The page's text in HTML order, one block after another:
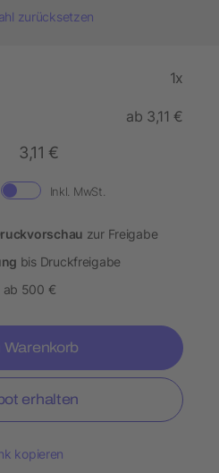
zurücksetzen
1x
ab 3,11 €
3,11 €
Inkl. MwSt.
zur Freigabe
bis Druckfreigabe
ab 500 €
Warenkorb
erhalten
kopieren